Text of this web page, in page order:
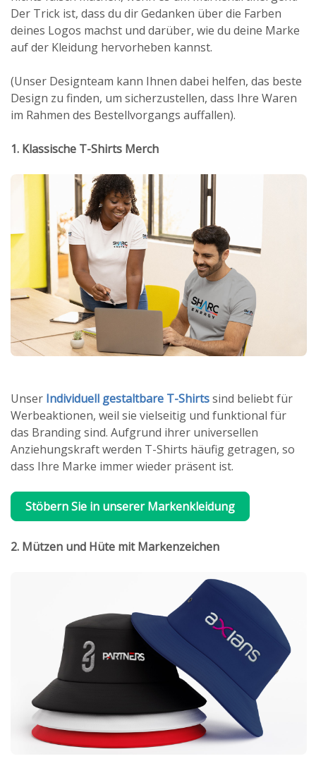
Der Trick ist, dass du dir Gedanken über die Farben
deines Logos machst und darüber, wie du deine Marke
auf der Kleidung hervorheben kannst.
(Unser Designteam kann Ihnen dabei helfen, das beste
Design zu finden, um sicherzustellen, dass Ihre Waren
im Rahmen des Bestellvorgangs auffallen).
1. Klassische T-Shirts Merch
Unser Individuell gestaltbare T-Shirtssind beliebt für
Werbeaktionen, weil sie vielseitig und funktional für
das Branding sind. Aufgrund ihrer universellen
Anziehungskraft werden T-Shirts häufig getragen, so
dass Ihre Marke immer wieder präsent ist.
Stöbern Sie in unserer Markenkleidung
2. Mützen und Hüte mit Markenzeichen